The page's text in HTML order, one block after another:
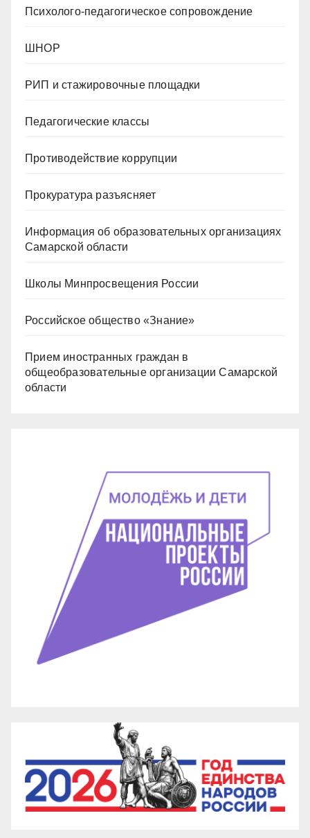
Психолого-педагогическое сопровождение
ШНОР
РИП и стажировочные площадки
Педагогические классы
Противодействие коррупции
Прокуратура разъясняет
Информация об образовательных организациях
Самарской области
Школы Минпросвещения России
Российское общество «Знание»
Прием иностранных граждан в
общеобразовательные организации Самарской
области